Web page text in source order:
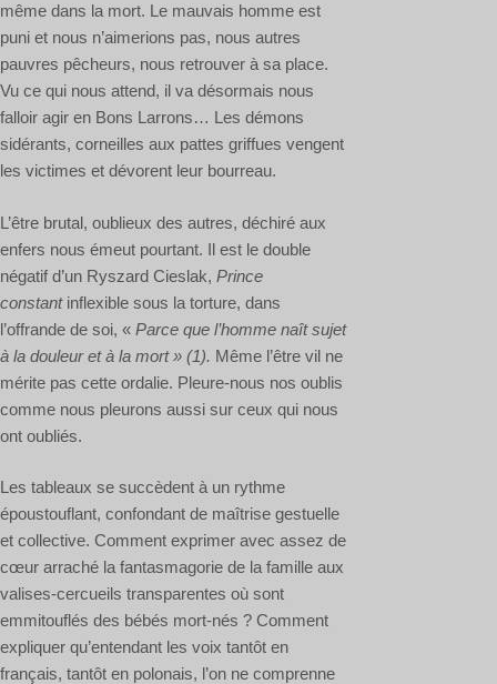
même dans la mort. Le mauvais homme est
puni et nous n’aimerions pas, nous autres
pauvres pêcheurs, nous retrouver à sa place.
Vu ce qui nous attend, il va désormais nous
falloir agir en Bons Larrons… Les démons
sidérants, corneilles aux pattes griffues vengent
les victimes et dévorent leur bourreau.
L’être brutal, oublieux des autres, déchiré aux
enfers nous émeut pourtant. Il est le double
négatif d’un Ryszard Cieslak, Prince
constantinflexible sous la torture, dans
l’offrande de soi, « Parce que l’homme naît sujet
à la douleur et à la mort » (1). Même l’être vil ne
mérite pas cette ordalie. Pleure-nous nos oublis
comme nous pleurons aussi sur ceux qui nous
ont oubliés.
Les tableaux se succèdent à un rythme
époustouflant, confondant de maîtrise gestuelle
et collective. Comment exprimer avec assez de
cœur arraché la fantasmagorie de la famille aux
valises-cercueils transparentes où sont
emmitouflés des bébés mort-nés ? Comment
expliquer qu’entendant les voix tantôt en
français, tantôt en polonais, l’on ne comprenne